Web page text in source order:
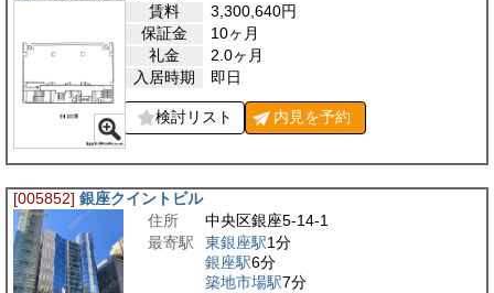
賃料
3,300,640円
保証金
10ヶ月
礼金
2.0ヶ月
入居時期
即日
検討リスト 内見を予約
[005852] 銀座クイントビル
住所
中央区銀座5-14-1
最寄駅
東銀座駅1分
銀座駅6分
築地市場駅7分